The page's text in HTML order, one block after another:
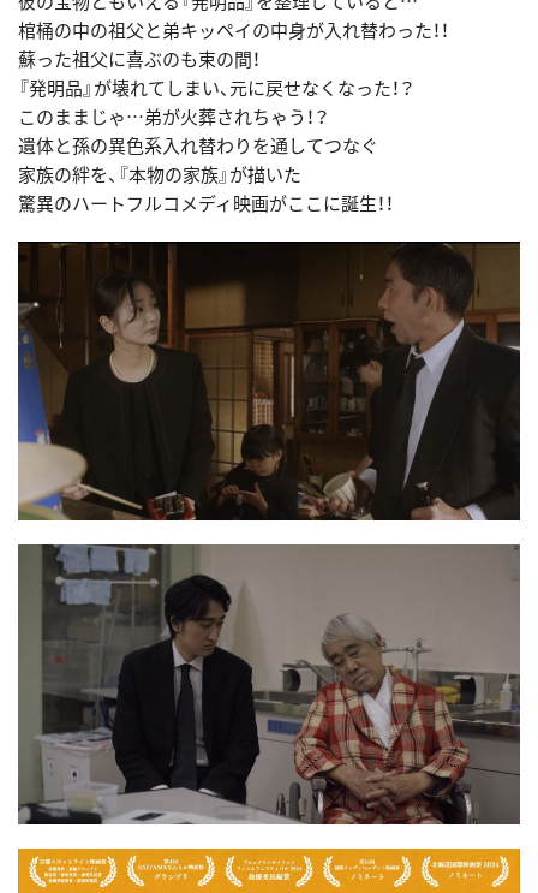
棺桶の中の祖父と弟キッペイの中身が入れ替わった！！
蘇った祖父に喜ぶのも束の間！
『発明品』が壊れてしまい、元に戻せなくなった！？
このままじゃ…弟が火葬されちゃう！？
遺体と孫の異色系入れ替わりを通してつなぐ
家族の絆を、『本物の家族』が描いた
驚異のハートフルコメディ映画がここに誕生！！